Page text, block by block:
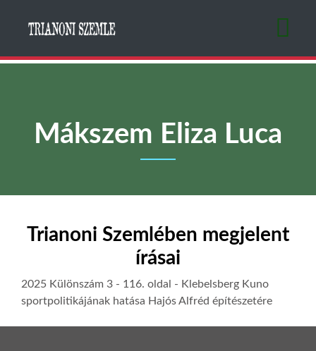
Mákszem Eliza Luca
Trianoni Szemlében megjelent
írásai
2025 Különszám 3 - 116. oldal - Klebelsberg Kuno
sportpolitikájának hatása Hajós Alfréd építészetére